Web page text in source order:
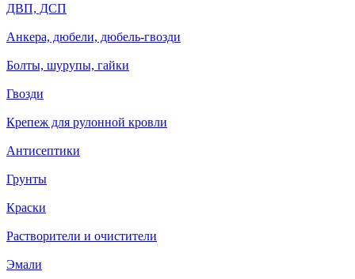
ДВП, ДСП
Анкера, дюбели, дюбель-гвозди
Болты, шурупы, гайки
Гвозди
Крепеж для рулонной кровли
Антисептики
Грунты
Краски
Растворители и очистители
Эмали